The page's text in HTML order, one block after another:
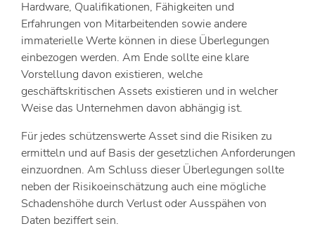
Hardware, Qualifikationen, Fähigkeiten und
Erfahrungen von Mitarbeitenden sowie andere
immaterielle Werte können in diese Überlegungen
einbezogen werden. Am Ende sollte eine klare
Vorstellung davon existieren, welche
geschäftskritischen Assets existieren und in welcher
Weise das Unternehmen davon abhängig ist.
Für jedes schützenswerte Asset sind die Risiken zu
ermitteln und auf Basis der gesetzlichen Anforderungen
einzuordnen. Am Schluss dieser Überlegungen sollte
neben der Risikoeinschätzung auch eine mögliche
Schadenshöhe durch Verlust oder Ausspähen von
Daten beziffert sein.